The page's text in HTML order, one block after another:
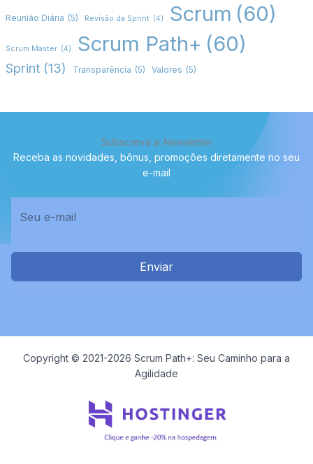
Reunião Diária (5) Revisão da Sprint (4) Scrum (60)
Scrum Master (4) Scrum Path+ (60)
Sprint (13) Transparência (5) Valores (5)
Subscreva a Newsletter
Receba as novidades, bônus, promoções diretamente no seu
e-mail
Enviar
Copyright © 2021-2026 Scrum Path+: Seu Caminho para a
Agilidade